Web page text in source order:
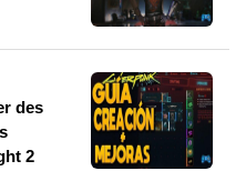
des
2